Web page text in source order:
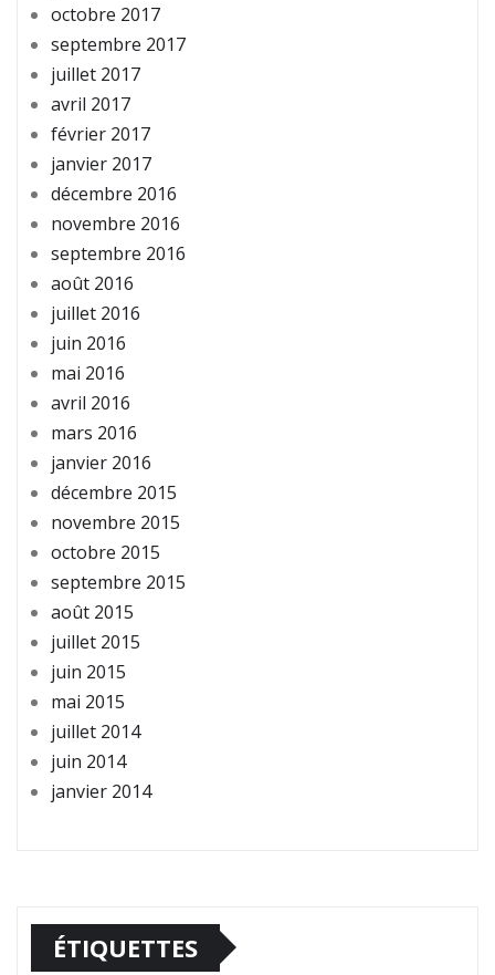
octobre 2017
septembre 2017
juillet 2017
avril 2017
février 2017
janvier 2017
décembre 2016
novembre 2016
septembre 2016
août 2016
juillet 2016
juin 2016
mai 2016
avril 2016
mars 2016
janvier 2016
décembre 2015
novembre 2015
octobre 2015
septembre 2015
août 2015
juillet 2015
juin 2015
mai 2015
juillet 2014
juin 2014
janvier 2014
ÉTIQUETTES